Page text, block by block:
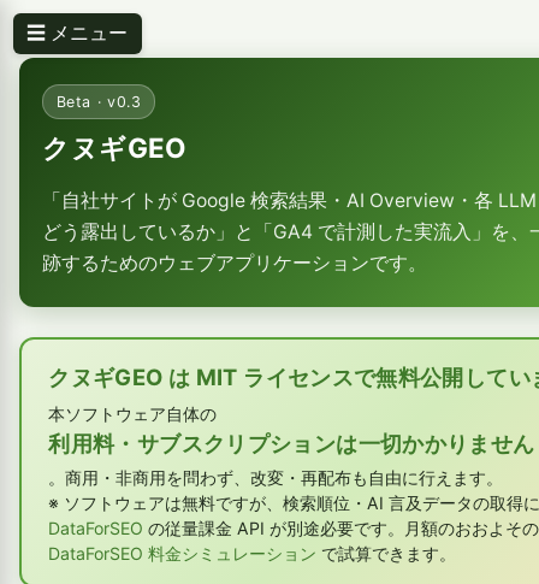
☰ メニュー
Beta · v0.3
クヌギGEO
「自社サイトが Google 検索結果・AI Overview・各
どう露出しているか」と「GA4 で計測した実流入」を、
跡するためのウェブアプリケーションです。
クヌギGEO は MIT ライセンスで無料公開してい
本ソフトウェア自体の
利用料・サブスクリプションは一切かかりません
。商用・非商用を問わず、改変・再配布も自由に行えます。
※ ソフトウェアは無料ですが、検索順位・AI 言及データの取得
DataForSEO の従量課金 API が別途必要です。月額のおおよそ
DataForSEO 料金シミュレーション で試算できます。